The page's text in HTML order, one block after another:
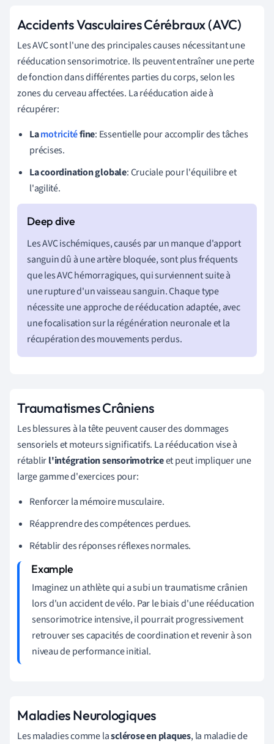
Accidents Vasculaires Cérébraux (AVC)
Les AVC sont l'une des principales causes nécessitant une
rééducation sensorimotrice. Ils peuvent entraîner une perte
de fonction dans différentes parties du corps, selon les
zones du cerveau affectées. La rééducation aide à
récupérer:
Lamotricitéfine: Essentielle pour accomplir des tâches
précises.
La coordination globale: Cruciale pour l'équilibre et
l'agilité.
Les AVC ischémiques, causés par un manque d'apport
sanguin dû à une artère bloquée, sont plus fréquents
que les AVC hémorragiques, qui surviennent suite à
une rupture d'un vaisseau sanguin. Chaque type
nécessite une approche de rééducation adaptée, avec
une focalisation sur la régénération neuronale et la
récupération des mouvements perdus.
Traumatismes Crâniens
Les blessures à la tête peuvent causer des dommages
sensoriels et moteurs significatifs. La rééducation vise à
rétablirl'intégration sensorimotriceet peut impliquer une
large gamme d'exercices pour:
Renforcer la mémoire musculaire.
Réapprendre des compétences perdues.
Rétablir des réponses réflexes normales.
Imaginez un athlète qui a subi un traumatisme crânien
lors d'un accident de vélo. Par le biais d'une rééducation
sensorimotrice intensive, il pourrait progressivement
retrouver ses capacités de coordination et revenir à son
niveau de performance initial.
Maladies Neurologiques
Les maladies comme lasclérose en plaques, la maladie de